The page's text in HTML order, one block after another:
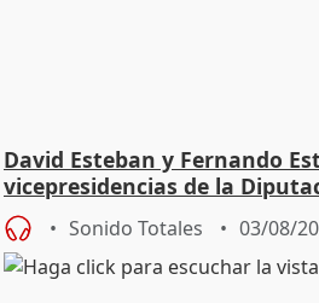
David Esteban y Fernando
vicepresidencias de la
Sonido Totales 03/08/